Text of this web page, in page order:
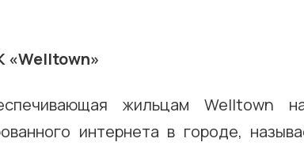
жильцам Welltown
интернета в городе,